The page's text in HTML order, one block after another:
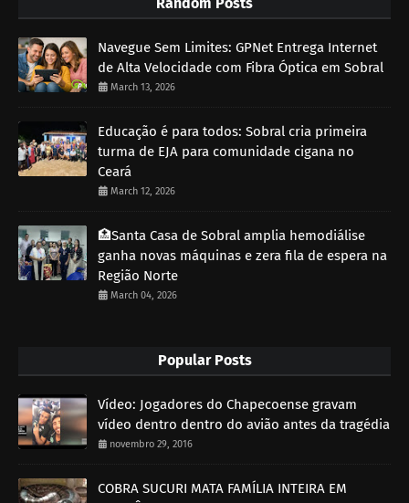
Navegue Sem Limites: GPNet Entrega Internet
de Alta Velocidade com Fibra Óptica em Sobral
March 13, 2026
Educação é para todos: Sobral cria primeira
turma de EJA para comunidade cigana no
Ceará
March 12, 2026
🏥Santa Casa de Sobral amplia hemodiálise
ganha novas máquinas e zera fila de espera na
Região Norte
March 04, 2026
Popular Posts
Vídeo: Jogadores do Chapecoense gravam
vídeo dentro dentro do avião antes da tragédia
novembro 29, 2016
COBRA SUCURI MATA FAMÍLIA INTEIRA EM